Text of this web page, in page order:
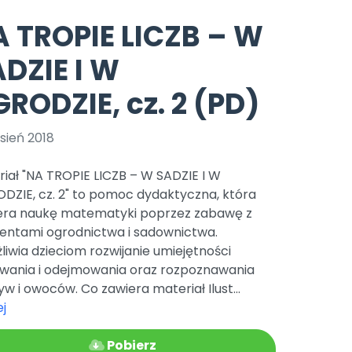
Archiwalne numery
Pomoc
Nowości
Zapowiedzi
Polecamy
czerwca 2024 r. uzyskała
r. Nr decyzji:
Online.
Bliżej Pieska
Pomoc zwierzętom
Książka (dla) Przedszkolaka
Promowanie czytelnictwa
TikTok
Zobacz nas na TikToku
YouTube
TROPIE LICZB – W
I W
cz. 2 (PD)
2018
"NA TROPIE LICZB – W SADZIE I W
cz. 2" to pomoc dydaktyczna, która
naukę matematyki poprzez zabawę z
ogrodnictwa i sadownictwa.
dzieciom rozwijanie umiejętności
i odejmowania oraz rozpoznawania
i owoców. Co zawiera materiał Ilust...
Pobierz